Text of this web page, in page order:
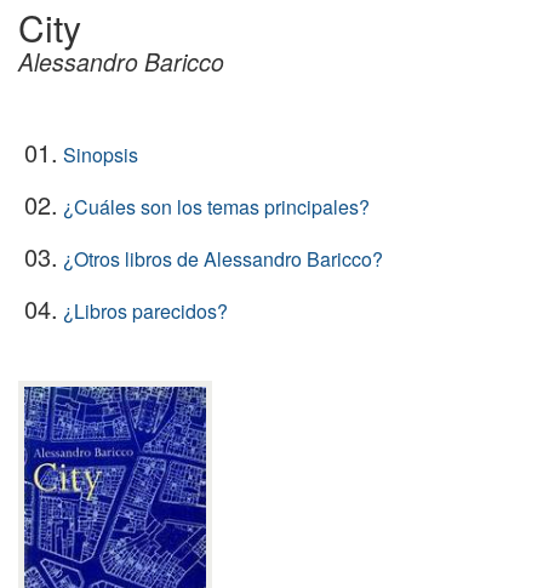
City
Alessandro Baricco
01. Sinopsis
02. ¿Cuáles son los temas principales?
03. ¿Otros libros de Alessandro Baricco?
04. ¿Libros parecidos?